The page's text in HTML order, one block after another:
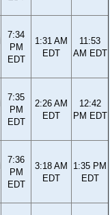
7:34
PM
EDT
1:31 AM
EDT
11:53
AM EDT
7:35
PM
EDT
2:26 AM
EDT
12:42
PM EDT
7:36
PM
EDT
3:18 AM
EDT
1:35 PM
EDT